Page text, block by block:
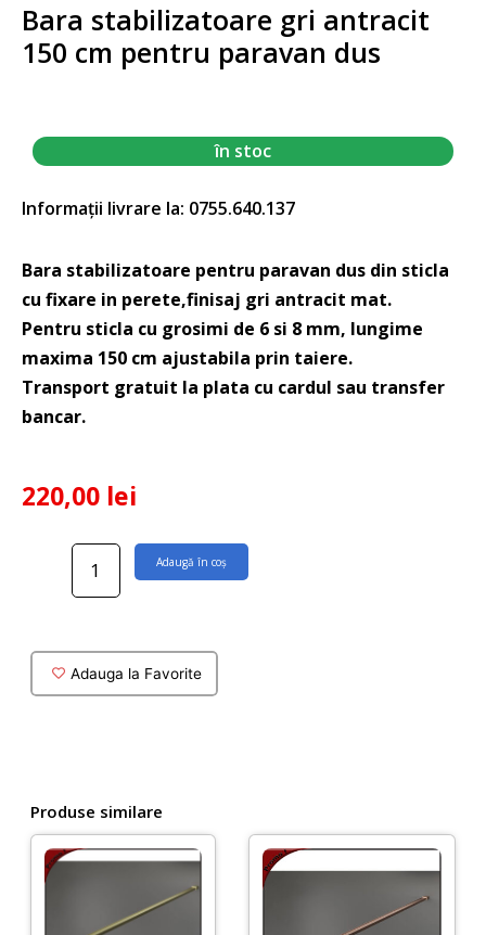
Bara stabilizatoare gri antracit
150 cm pentru paravan dus
în stoc
Informații livrare la: 0755.640.137
Bara stabilizatoare pentru paravan dus din sticla
cu fixare in perete,finisaj gri antracit mat.
Pentru sticla cu grosimi de 6 si 8 mm, lungime
maxima 150 cm ajustabila prin taiere.
Transport gratuit la plata cu cardul sau transfer
bancar.
220,00 lei
Cantitate
stabilizatoare
150
cm
Adaugă în coș
Adauga la Favorite
Produse similare